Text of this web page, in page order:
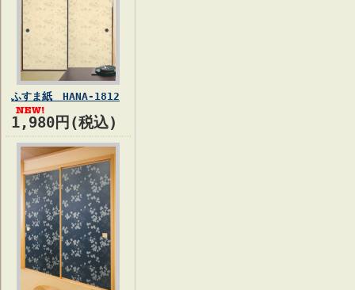
ふすま紙 HANA-1812
1,980円(税込)